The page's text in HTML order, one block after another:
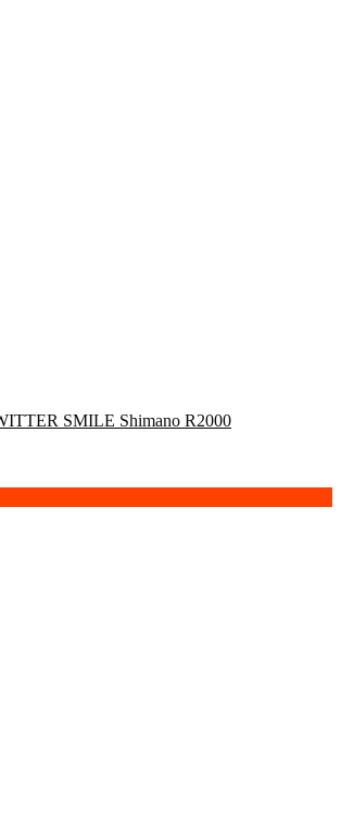
SMILE Shimano R2000